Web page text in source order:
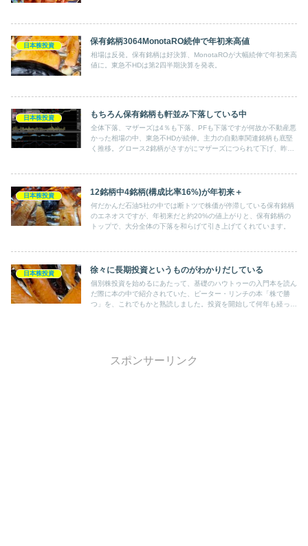
日本株投資 保有銘柄3064MonotaRO続伸で年初来高値
相場は反発。保有銘柄は好決算、MonotaROが大幅続伸で年初来高
値に。東急不HDは第2四半期決算を発表。
日本株投資 もちろん保有銘柄も軒並み下落している中
全体下落、マザーズは4％も下落、PFも下落ですが何故か不動産悪
かった相場の中、東急不HDが続伸。主力の自動車関連銘柄も底堅
く推移。グロース2銘柄がさすがにマザーズにつられて下げ、昨日
日本株投資 12銘柄中4銘柄(構成比率16%)が年初来＋
何だかんだ石油5社の中では断トツで株価が停滞している保有銘柄
のエネオスですが、年初来だと約20%の値上がりと、保有銘柄の
トップで、大分全体の下落を和らげて引き上げてくれています。
日本株投資 徐々に長期投資というものがわかりだしている
個別株投資を始めるにあたって、基礎のハウトゥーの入門本を読ん
だ際に本の中で紹介されていた、ピーター・リンチの本「株で勝
つ」を、これでもかと熟読しました。投資を開始して何年も経って
スポンサーリンク